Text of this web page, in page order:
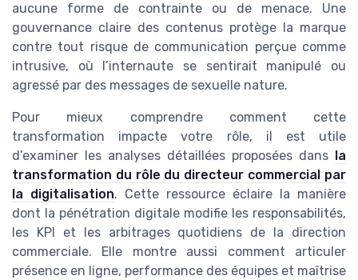
aucune forme de contrainte ou de menace. Une
gouvernance claire des contenus protège la marque
contre tout risque de communication perçue comme
intrusive, où l’internaute se sentirait manipulé ou
agressé par des messages de sexuelle nature.
Pour mieux comprendre comment cette
transformation impacte votre rôle, il est utile
d’examiner les analyses détaillées proposées dans
la
transformation du rôle du directeur commercial par
la digitalisation. Cette ressource éclaire la manière
dont la pénétration digitale modifie les responsabilités,
les KPI et les arbitrages quotidiens de la direction
commerciale. Elle montre aussi comment articuler
présence en ligne, performance des équipes et maîtrise